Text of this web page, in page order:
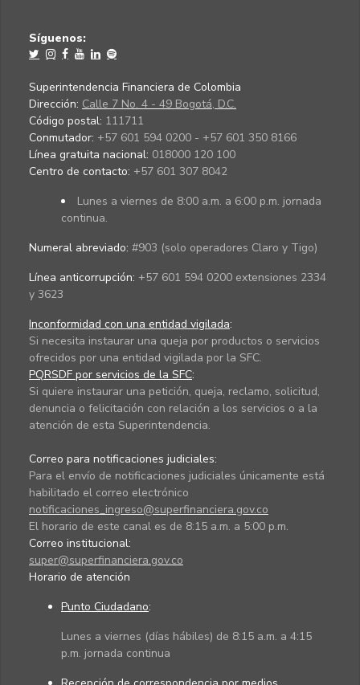
Síguenos:
Superintendencia Financiera de Colombia
Dirección: Calle 7 No. 4 - 49 Bogotá, D.C.
Código postal: 111711
Conmutador: +57 601 594 0200 - +57 601 350 8166
Línea gratuita nacional: 018000 120 100
Centro de contacto: +57 601 307 8042
Lunes a viernes de 8:00 a.m. a 6:00 p.m. jornada
continua.
Numeral abreviado: #903 (solo operadores Claro y Tigo)
Línea anticorrupción: +57 601 594 0200 extensiones 2334
y 3623
Inconformidad con una entidad vigilada:
Si necesita instaurar una queja por productos o servicios
ofrecidos por una entidad vigilada por la SFC.
PQRSDF por servicios de la SFC:
Si quiere instaurar una petición, queja, reclamo, solicitud,
denuncia o felicitación con relación a los servicios o a la
atención de esta Superintendencia.
Correo para notificaciones judiciales:
Para el envío de notificaciones judiciales únicamente está
habilitado el correo electrónico
notificaciones_ingreso@superfinanciera.gov.co
El horario de este canal es de 8:15 a.m. a 5:00 p.m.
Correo institucional:
super@superfinanciera.gov.co
Horario de atención
Punto Ciudadano:
Lunes a viernes (días hábiles) de 8:15 a.m. a 4:15
p.m. jornada continua